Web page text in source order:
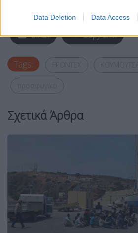
Data Deletion Data Access
Share on X
Email Copy Link
Tags:
Σχετικά Άρθρα